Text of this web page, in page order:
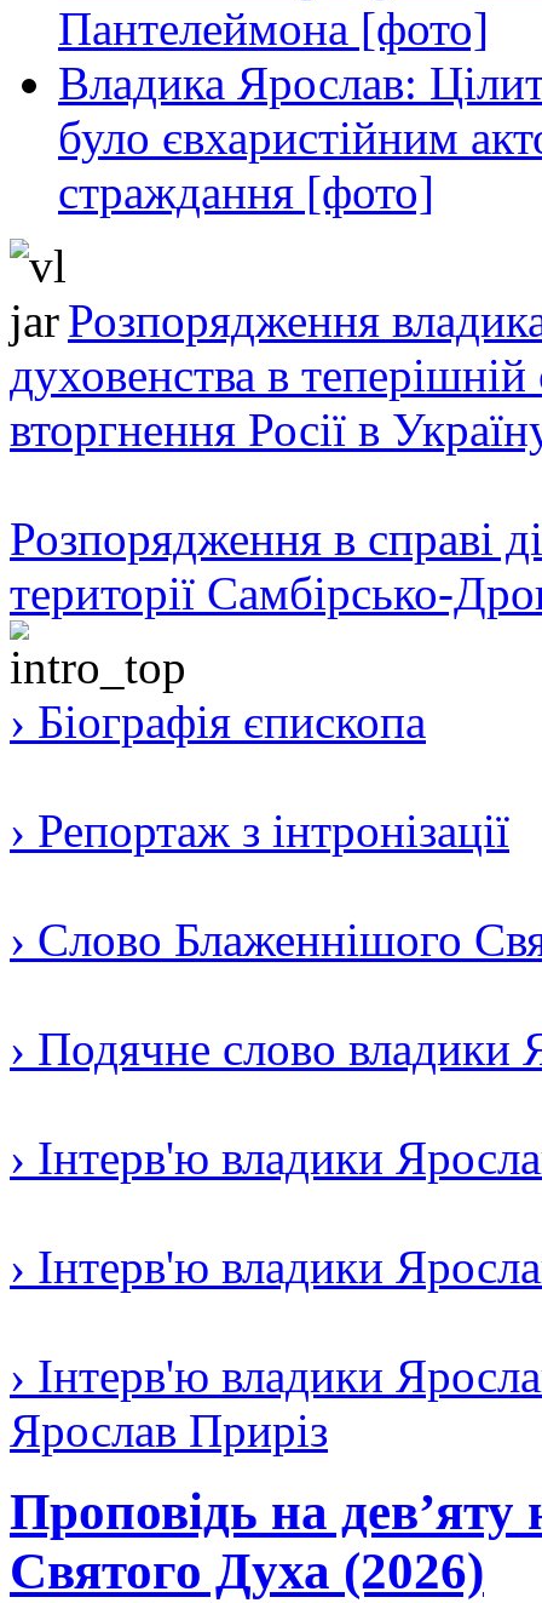
Пантелеймона [фото]
Владика Ярослав:
було євхаристійним
страждання [фото]
Розпорядження
духовенства в теперішній
вторгнення Росії в
Розпорядження в справі
території Самбірсько-
› Біографія єпископа
› Репортаж з інтронізації
› Слово Блаженнішого
› Подячне слово владики
› Інтерв'ю владики
› Інтерв'ю владики
› Інтерв'ю владики
Ярослав Приріз
Проповідь на дев’яту
Святого Духа (2026)